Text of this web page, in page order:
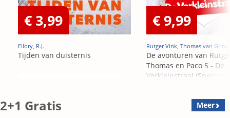
€ 3,99
Ellory, R.J.
Tijden van duisternis
€ 9,99
Rutger Vink, Thomas van
De avonturen van
Thomas en Paco 5 - De
Verkleinstraal (Special
2+1 Gratis Meer